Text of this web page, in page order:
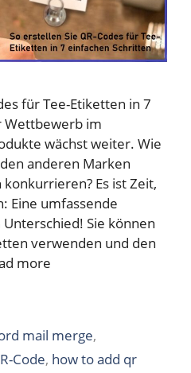
für Tee-Etiketten in 7
Wettbewerb im
wächst weiter. Wie
anderen Marken
Es ist Zeit,
Eine umfassende
Sie können
verwenden und den
more
mail merge,
Code, how to add qr